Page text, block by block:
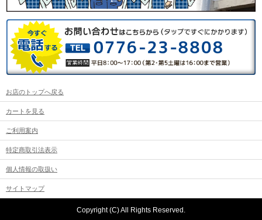
お店のトップへ戻る
カートを見る
ご利用案内
特定商取引法表示
個人情報の取扱い
サイトマップ
Copyright (C) All Rights Reserved.